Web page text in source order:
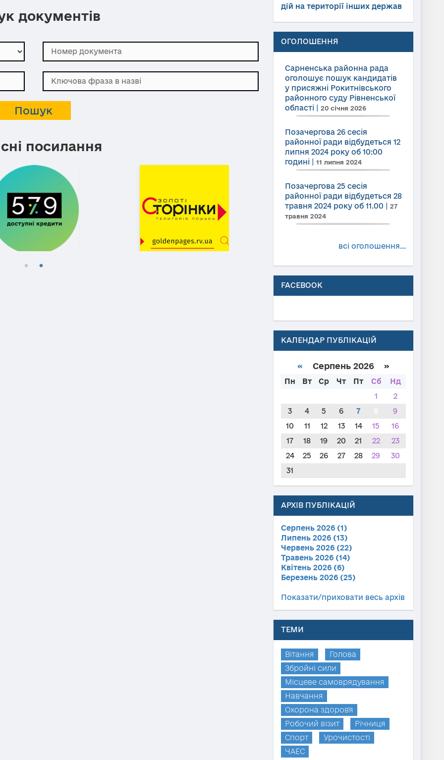
документів
посилання
дій на території інших держав
ОГОЛОШЕННЯ
Сарненська районна рада
оголошує пошук кандидатів
у присяжні Рокитнівського
районного суду Рівненської
області| 20 січня 2026
Позачергова 26 сесія
районної ради відбудеться 12
липня 2024 року об 10:00
годині| 11 липня 2024
Позачергова 25 сесія
районної ради відбудеться 28
травня 2024 року об 11.00
27
травня 2024
всі оголошення...
FACEBOOK
КАЛЕНДАР ПУБЛІКАЦІЙ
« Серпень 2026 »
Пн Вт Ср Чт Пт Сб
Нд
1
2
3
4 5 6 7
9
10
11 12 13 14 15
16
17
18 19 20 21 22
23
24
25 26 27 28 29
30
31
АРХІВ ПУБЛІКАЦІЙ
Серпень 2026 (1)
Липень 2026 (13)
Червень 2026 (22)
Травень 2026 (14)
Квітень 2026 (6)
Березень 2026 (25)
Показати/приховати весь архів
ТЕМИ
Вітання
Голова
Збройні сили
Місцеве самоврядування
Навчання
Охорона здоров'я
Робочий візит
Річниця
Спорт
Урочистості
ЧАЕС